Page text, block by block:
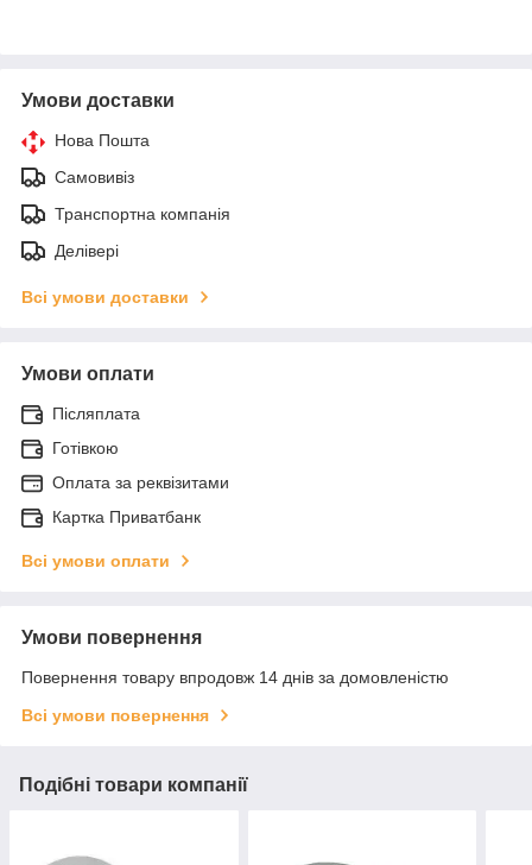
Умови доставки
Нова Пошта
Самовивіз
Транспортна компанія
Делівері
Всі умови доставки
Умови оплати
Післяплата
Готівкою
Оплата за реквізитами
Картка Приватбанк
Всі умови оплати
Умови повернення
Повернення товару впродовж 14 днів за домовленістю
Всі умови повернення
Подібні товари компанії